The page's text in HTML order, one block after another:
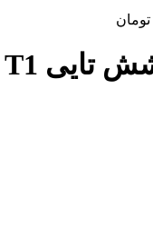
تومان